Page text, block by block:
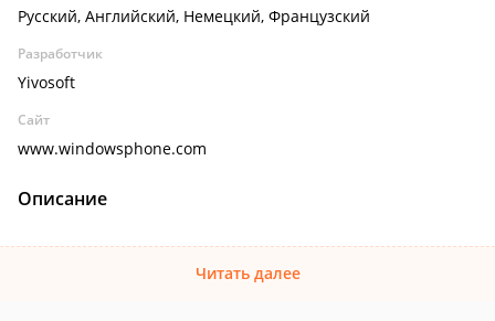
Русский, Английский, Немецкий, Французский
Разработчик
Yivosoft
Сайт
www.windowsphone.com
Описание
Читать далее